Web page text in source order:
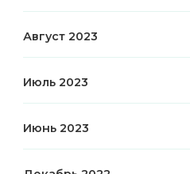
Август 2023
Июль 2023
Июнь 2023